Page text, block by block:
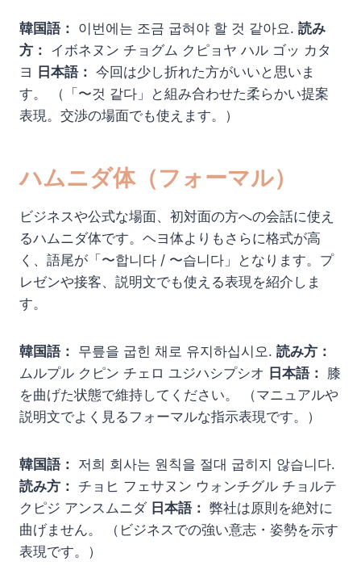
韓国語： 이번에는 조금 굽혀야 할 것 같아요. 読み
方： イボネヌン チョグム クピョヤ ハル ゴッ カタ
ヨ 日本語： 今回は少し折れた方がいいと思いま
す。 （「〜것 같다」と組み合わせた柔らかい提案
表現。交渉の場面でも使えます。）
ハムニダ体（フォーマル）
ビジネスや公式な場面、初対面の方への会話に使え
るハムニダ体です。ヘヨ体よりもさらに格式が高
く、語尾が「〜합니다 / 〜습니다」となります。プ
レゼンや接客、説明文でも使える表現を紹介しま
す。
韓国語： 무릎을 굽힌 채로 유지하십시오. 読み方：
ムルプル クピン チェロ ユジハシプシオ 日本語： 膝
を曲げた状態で維持してください。 （マニュアルや
説明文でよく見るフォーマルな指示表現です。）
韓国語： 저희 회사는 원칙을 절대 굽히지 않습니다.
読み方： チョヒ フェサヌン ウォンチグル チョルテ
クピジ アンスムニダ 日本語： 弊社は原則を絶対に
曲げません。 （ビジネスでの強い意志・姿勢を示す
表現です。）